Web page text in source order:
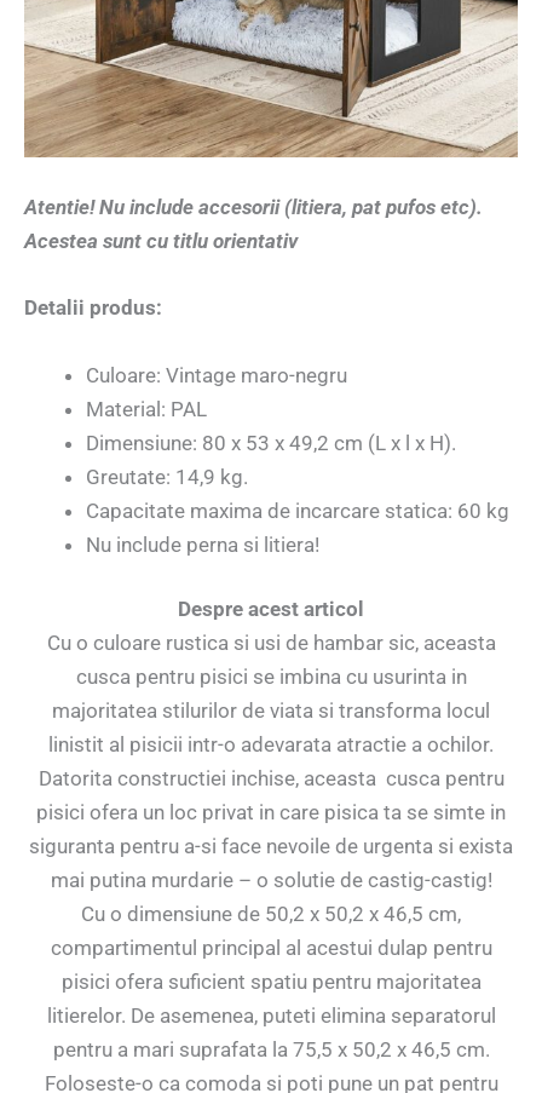
Atentie! Nu include accesorii (litiera, pat pufos etc).
Acestea sunt cu titlu orientativ
Detalii produs:
Culoare: Vintage maro-negru
Material: PAL
Dimensiune: 80 x 53 x 49,2 cm (L x l x H).
Greutate: 14,9 kg.
Capacitate maxima de incarcare statica: 60 kg
Nu include perna si litiera!
Despre acest articol
Cu o culoare rustica si usi de hambar sic, aceasta
cusca pentru pisici se imbina cu usurinta in
majoritatea stilurilor de viata si transforma locul
linistit al pisicii intr-o adevarata atractie a ochilor.
Datorita constructiei inchise, aceasta cusca pentru
pisici ofera un loc privat in care pisica ta se simte in
siguranta pentru a-si face nevoile de urgenta si exista
mai putina murdarie – o solutie de castig-castig!
Cu o dimensiune de 50,2 x 50,2 x 46,5 cm,
compartimentul principal al acestui dulap pentru
pisici ofera suficient spatiu pentru majoritatea
litierelor. De asemenea, puteti elimina separatorul
pentru a mari suprafata la 75,5 x 50,2 x 46,5 cm.
Foloseste-o ca comoda si poti pune un pat pentru